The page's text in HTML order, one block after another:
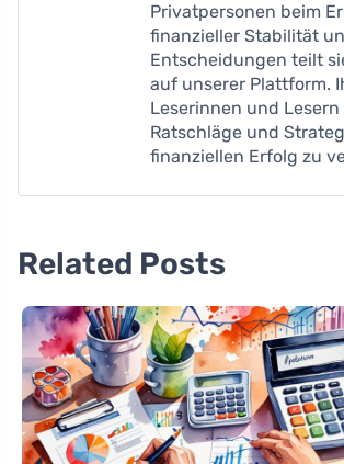
Privatpersonen beim
finanzieller Stabilität
Entscheidungen teilt
auf unserer Plattform.
Leserinnen und
Ratschläge und
finanziellen Erfolg zu
Related Posts